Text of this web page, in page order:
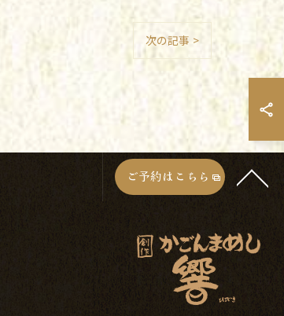
次の記事 >
ご予約はこちら